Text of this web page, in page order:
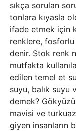
sıkça sorulan
tonlara kıyasla
ifade etmek için
renklere,
denir. Stok renk
mutfakta
edilen temel et
suyu, balık suyu
demek?
mavisi ve
giyen insanların